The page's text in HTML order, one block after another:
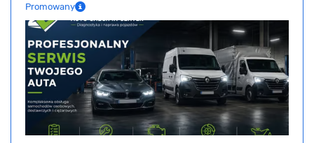
Promowany